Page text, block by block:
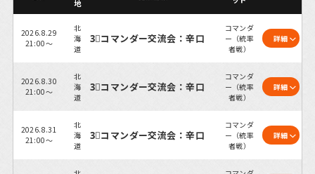
地
2026.8.29
21:00～
北
海
道
3⃣コマンダー交流会：辛口
コマンダ
ー（統率
者戦）
詳細
2026.8.30
21:00～
北
海
道
3⃣コマンダー交流会：辛口
コマンダ
ー（統率
者戦）
詳細
2026.8.31
21:00～
北
海
道
3⃣コマンダー交流会：辛口
コマンダ
ー（統率
者戦）
詳細